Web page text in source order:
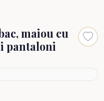
maiou cu
pantaloni